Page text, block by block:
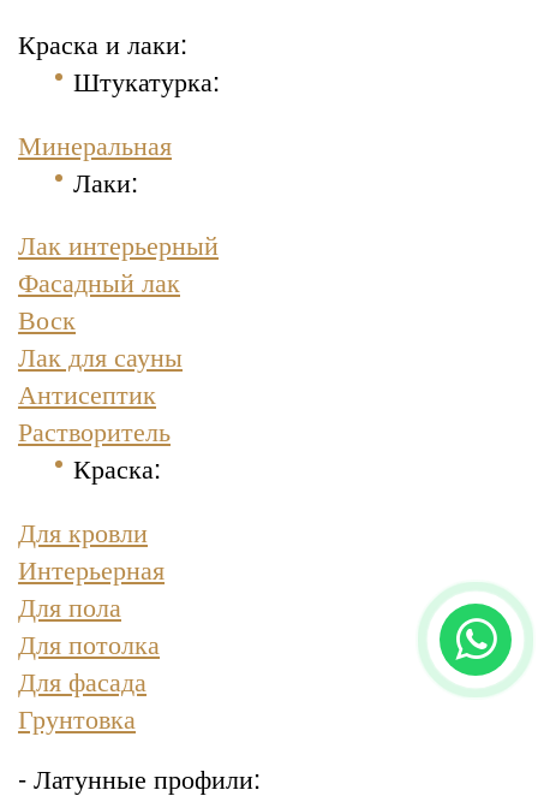
Краска и лаки:
Штукатурка:
Минеральная
Лаки:
Лак интерьерный
Фасадный лак
Воск
Лак для сауны
Антисептик
Растворитель
Краска:
Для кровли
Интерьерная
Для пола
Для потолка
Для фасада
Грунтовка
- Латунные профили: